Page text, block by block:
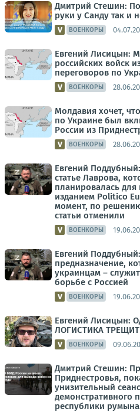
Дмитрий Стешин:
руки у Санду так и
ВОЕНКОРЫ
Евгений Лисицын:
российских войск
переговоров по
ВОЕНКОРЫ
Молдавия хочет,
по Украине был
России из
ВОЕНКОРЫ
Евгений
статье Лаврова,
планировалась
изданием Politico
момент, по
статьи отменили
ВОЕНКОРЫ
Евгений
предназначение,
украинцам –
борьбе с Россией
ВОЕНКОРЫ
Евгений Лисицын:
ЛОГИСТИКА
ВОЕНКОРЫ
Дмитрий Стешин:
Приднестровья,
унизительный
демонстративного
республики